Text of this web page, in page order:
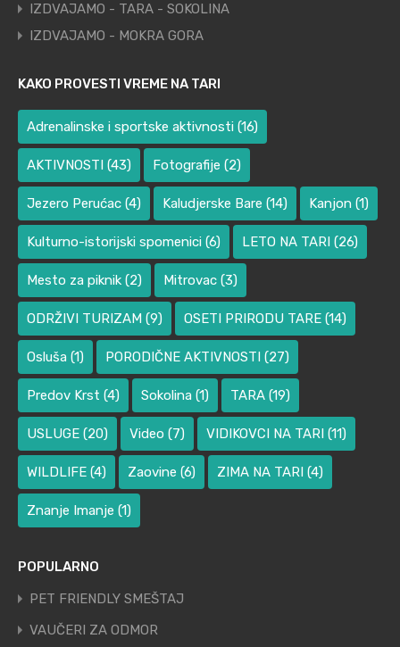
IZDVAJAMO - TARA - SOKOLINA
IZDVAJAMO - MOKRA GORA
KAKO PROVESTI VREME NA TARI
Adrenalinske i sportske aktivnosti (16)
AKTIVNOSTI (43) Fotografije (2)
Jezero Perućac (4) Kaludjerske Bare (14) Kanjon (1)
Kulturno-istorijski spomenici (6) LETO NA TARI (26)
Mesto za piknik (2) Mitrovac (3)
ODRŽIVI TURIZAM (9) OSETI PRIRODU TARE (14)
Osluša (1) PORODIČNE AKTIVNOSTI (27)
Predov Krst (4) Sokolina (1) TARA (19)
USLUGE (20) Video (7) VIDIKOVCI NA TARI (11)
WILDLIFE (4) Zaovine (6) ZIMA NA TARI (4)
Znanje Imanje (1)
POPULARNO
PET FRIENDLY SMEŠTAJ
VAUČERI ZA ODMOR